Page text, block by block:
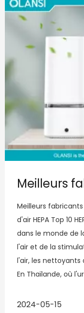
Meilleurs
d'air HEPA Top 10
dans le monde de
l'air et de la
l'air, les nettoyants
En Thaïlande, où
d'air,
2024-05-15